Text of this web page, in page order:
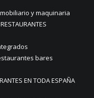
y maquinaria
bares
EN TODA ESPAÑA